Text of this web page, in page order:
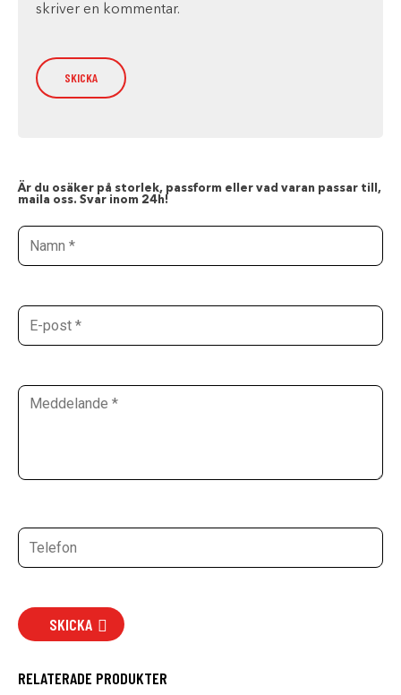
skriver en kommentar.
Är du osäker på storlek, passform eller vad varan passar till,
maila oss. Svar inom 24h!
SKICKA
RELATERADE PRODUKTER